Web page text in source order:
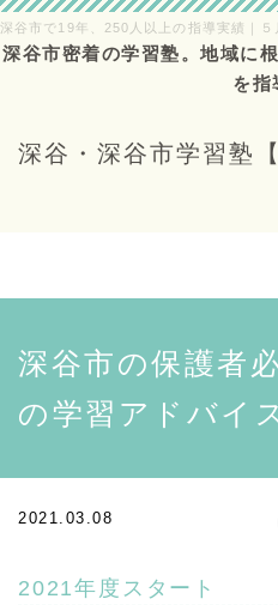
深谷市で19年、250人以上の指導実績｜５
深谷市密着の学習塾。地域に
を指
深谷・深谷市学習塾
深谷市の保護者
の学習アドバイ
2021.03.08
2021年度スタート